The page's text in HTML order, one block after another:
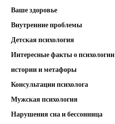
Ваше здоровье
Внутренние проблемы
Детская психология
Интересные факты о психологии
истории и метафоры
Консультации психолога
Мужская психология
Нарушения сна и бессонница